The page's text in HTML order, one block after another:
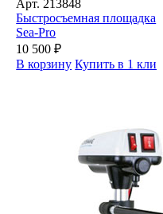
Арт. 213848
Быстросъемная площадка
Sea-Pro
10 500₽
В корзину Купить в 1 клик